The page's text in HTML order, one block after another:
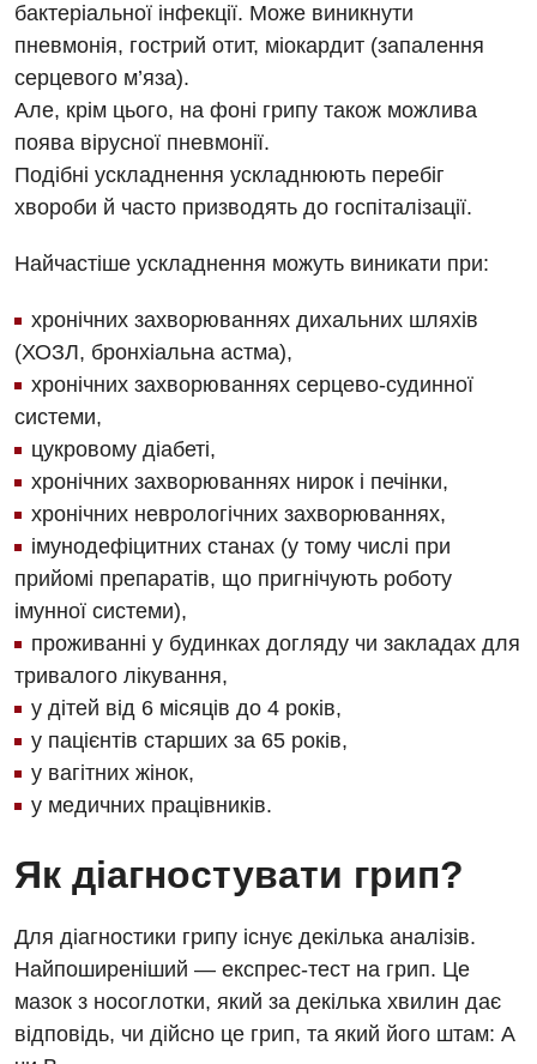
Вакансії
Заходи БПР
Інтернатура
Енциклопедія
Програма лояльності
Відгуки
Відео
Діагностика
Ангіографічні дослідження
Ендоскопічне відділення
Комп’ютерна томографія
Магнітно-резонансна томографія
Мамографія
Нейросонографія
Рентгенографія
УЗД
Для дорослих
Акушерство і гінекологія
Алергологія, імунологія
Андрологія
Вакцинація
Відділення кардіосудинної патології та неврології
Відділення невідкладних станів
Відділ госпіталізації
Відділення кардіосудинної патології та неврології
Відділення інтенсивної терапії
Гінекологічне відділення
Денний стаціонар
Діагностичне відділення
Ендоскопічне відділення
Онкологічне відділлення
Офтальмологічне відділення
Педіатричне відділення
Терапевтичне відділення
Травматологічне відділення
Хірургічне відділення
Швидка медична допомога
Декларування
Національний скринінг здоров’я 40+
Російська
бактеріальної інфекції. Може виникнути
пневмонія, гострий отит, міокардит (запалення
серцевого м’яза).
Але, крім цього, на фоні грипу також можлива
поява вірусної пневмонії.
Подібні ускладнення ускладнюють перебіг
хвороби й часто призводять до госпіталізації.
Найчастіше ускладнення можуть виникати при:
хронічних захворюваннях дихальних шляхів
(ХОЗЛ, бронхіальна астма),
хронічних захворюваннях серцево-судинної
системи,
цукровому діабеті,
хронічних захворюваннях нирок і печінки,
хронічних неврологічних захворюваннях,
імунодефіцитних станах (у тому числі при
прийомі препаратів, що пригнічують роботу
імунної системи),
проживанні у будинках догляду чи закладах для
тривалого лікування,
у дітей від 6 місяців до 4 років,
у пацієнтів старших за 65 років,
у вагітних жінок,
у медичних працівників.
Як діагностувати грип?
Для діагностики грипу існує декілька аналізів.
Найпоширеніший — експрес-тест на грип. Це
мазок з носоглотки, який за декілька хвилин дає
відповідь, чи дійсно це грип, та який його штам: А